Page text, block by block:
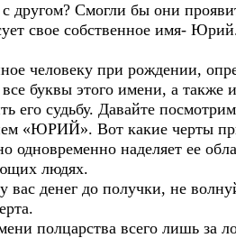
другом? Смогли бы они
свое собственное имя-
человеку при рождении,
буквы этого имени, а
его судьбу. Давайте
«ЮРИЙ». Вот какие черты
одновременно наделяет ее
людях.
денег до получки, не
полцарства всего лишь за